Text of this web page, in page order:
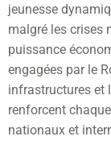
jeunesse
malgré les crises
puissance
engagées par le
infrastructures et
renforcent
nationaux et